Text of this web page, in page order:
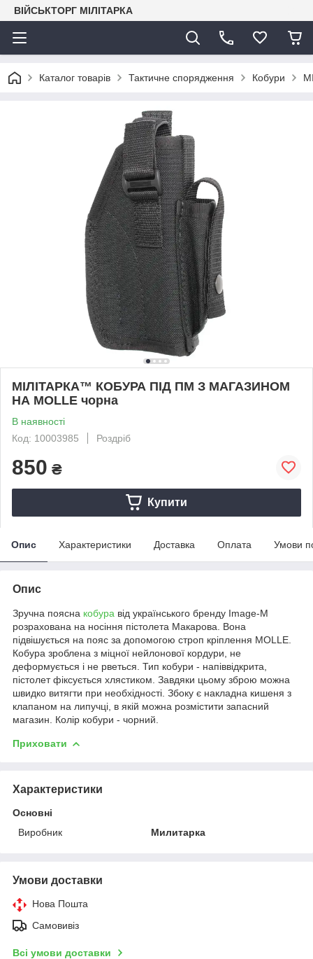
ВІЙСЬКТОРГ МІЛІТАРКА
Каталог товарів Тактичне спорядження Кобури
МІЛІТАРКА™ КОБУРА ПІД ПМ З МАГАЗИНОМ
НА MOLLE чорна
В наявності
Код: 10003985
Роздріб
850 ₴
Купити
Опис Характеристики Доставка Оплата Умови
Опис
Зручна поясна кобура від українського бренду Image-M
розрахована на носіння пістолета Макарова. Вона
підвішується на пояс за допомогою строп кріплення MOLLE.
Кобура зроблена з міцної нейлонової кордури, не
деформується і не рветься. Тип кобури - напіввідкрита,
пістолет фіксується хлястиком. Завдяки цьому зброю можна
швидко витягти при необхідності. Збоку є накладна кишеня з
клапаном на липучці, в якій можна розмістити запасний
магазин. Колір кобури - чорний.
Приховати
Характеристики
Основні
Виробник
Милитарка
Умови доставки
Нова Пошта
Самовивіз
Всі умови доставки